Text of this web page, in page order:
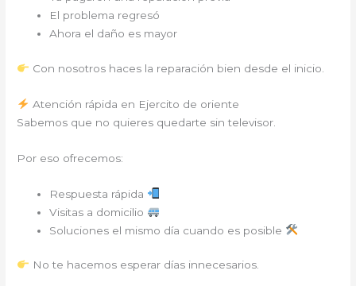
El problema regresó
Ahora el daño es mayor
Con nosotros haces la reparación bien desde el inicio.
Atención rápida en Ejercito de oriente
Sabemos que no quieres quedarte sin televisor.
Por eso ofrecemos:
Respuesta rápida
Visitas a domicilio
Soluciones el mismo día cuando es posible
No te hacemos esperar días innecesarios.